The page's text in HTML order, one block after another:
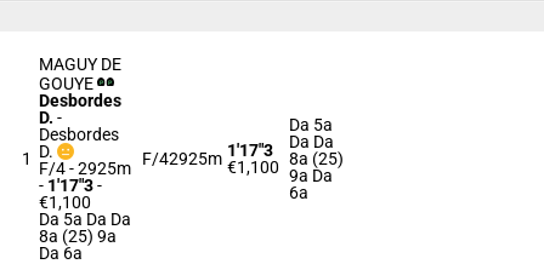
1
MAGUY DE
GOUYE
Desbordes
D. -
Desbordes
D.
F/4 - 2925m
- 1'17"3-
€1,100
Da 5a Da Da
8a (25) 9a
Da 6a
F/42925m 1'17"3
€1,100
Da 5a
Da Da
8a (25)
9a Da
6a